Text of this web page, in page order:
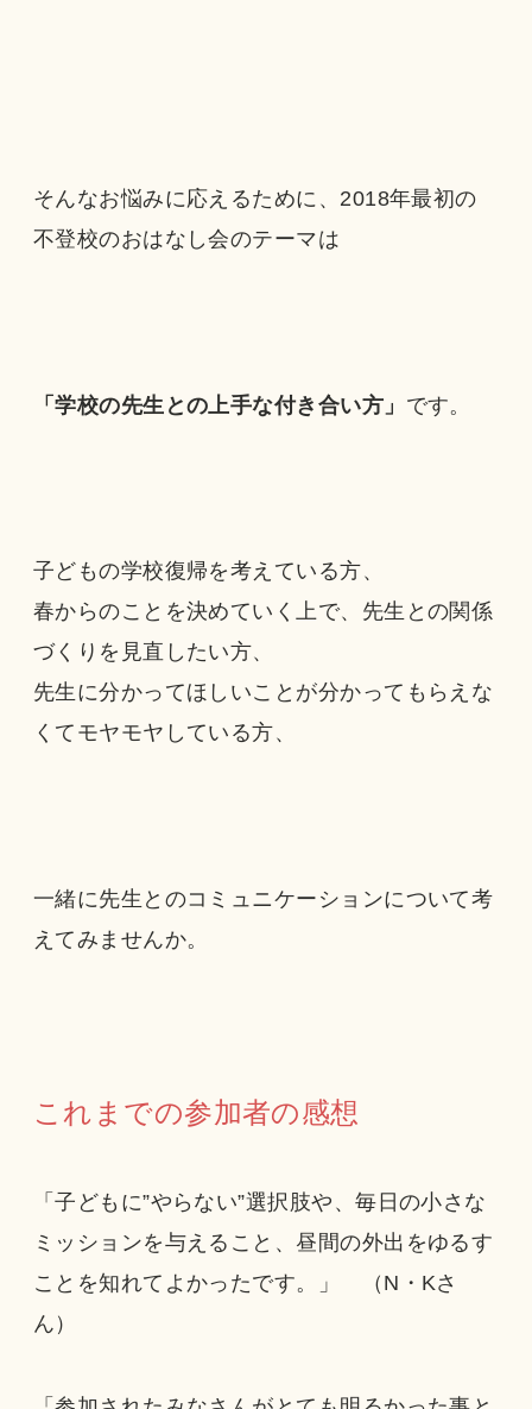
そんなお悩みに応えるために、2018年最初の
不登校のおはなし会のテーマは
「学校の先生との上手な付き合い方」 です。
子どもの学校復帰を考えている方、
春からのことを決めていく上で、先生との関係
づくりを見直したい方、
先生に分かってほしいことが分かってもらえな
くてモヤモヤしている方、
一緒に先生とのコミュニケーションについて考
えてみませんか。
これまでの参加者の感想
「子どもに”やらない”選択肢や、毎日の小さな
ミッションを与えること、昼間の外出をゆるす
ことを知れてよかったです。」 （N・Kさ
ん）